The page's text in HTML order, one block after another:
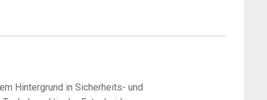
Hintergrund in Sicherheits- und